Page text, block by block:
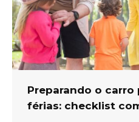
Preparando o carro
férias: checklist